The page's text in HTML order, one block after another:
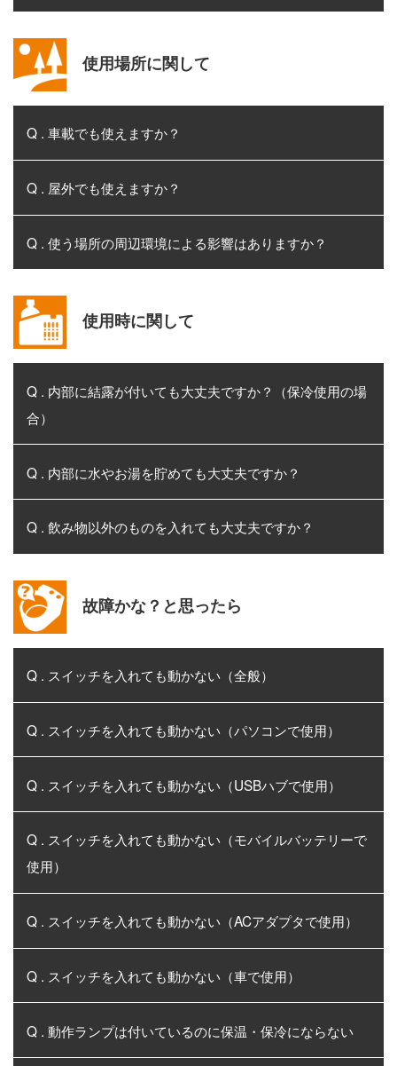
使用場所に関して
Q . 車載でも使えますか？
Q . 屋外でも使えますか？
Q . 使う場所の周辺環境による影響はありますか？
使用時に関して
Q . 内部に結露が付いても大丈夫ですか？（保冷使用の場
合）
Q . 内部に水やお湯を貯めても大丈夫ですか？
Q . 飲み物以外のものを入れても大丈夫ですか？
故障かな？と思ったら
Q . スイッチを入れても動かない（全般）
Q . スイッチを入れても動かない（パソコンで使用）
Q . スイッチを入れても動かない（USBハブで使用）
Q . スイッチを入れても動かない（モバイルバッテリーで
使用）
Q . スイッチを入れても動かない（ACアダプタで使用）
Q . スイッチを入れても動かない（車で使用）
Q . 動作ランプは付いているのに保温・保冷にならない